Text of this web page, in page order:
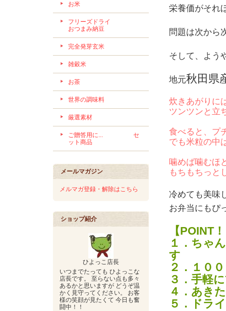
お米
フリーズドライ
おつまみ納豆
完全発芽玄米
雑穀米
お茶
世界の調味料
厳選素材
ご贈答用に... セ
ット商品
メールマガジン
メルマガ登録・解除はこちら
ショップ紹介
ひよっこ店長
いつまでたっても ひよっこな
店長です。 至らない点も多々
あるかと思いますが どうぞ温
かく見守ってください。 お客
様の笑顔が見たくて 今日も奮
闘中！！
栄養価がそれ
問題は次から
そして、よう
地元秋田県
炊きあがりに
ツンツンと立
食べると、プ
でも米粒の中
噛めば噛むほ
もちもちっと
冷めても美味
お弁当にもぴ
【POINT
１．ちゃ
す
２．１０
３．手軽
４．あき
５．ドラ